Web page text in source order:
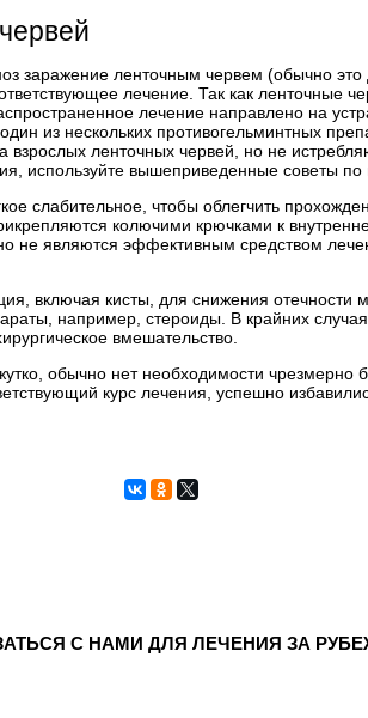
заражение ленточным червем (обычно
лечение. Так как ленточные
лечение направлено на
из нескольких противогельминтных
взрослых ленточных червей, но не
используйте вышеприведенные советы по
слабительное, чтобы облегчить
колючими крючками к
не являются эффективным средством
включая кисты, для снижения отечности
например, стероиды. В крайних
вмешательство.
обычно нет необходимости чрезмерно
курс лечения, успешно
С НАМИ ДЛЯ ЛЕЧЕНИЯ ЗА